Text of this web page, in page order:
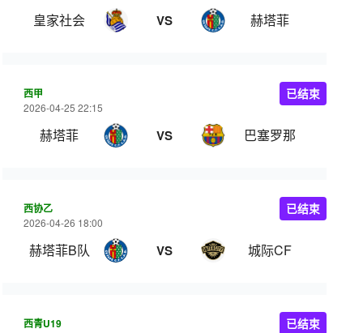
皇家社会 VS 赫塔菲
西甲
2026-04-25 22:15
赫塔菲 VS 巴塞罗那
已结束
西协乙
2026-04-26 18:00
赫塔菲B队 VS 城际CF
已结束
西青U19 已结束